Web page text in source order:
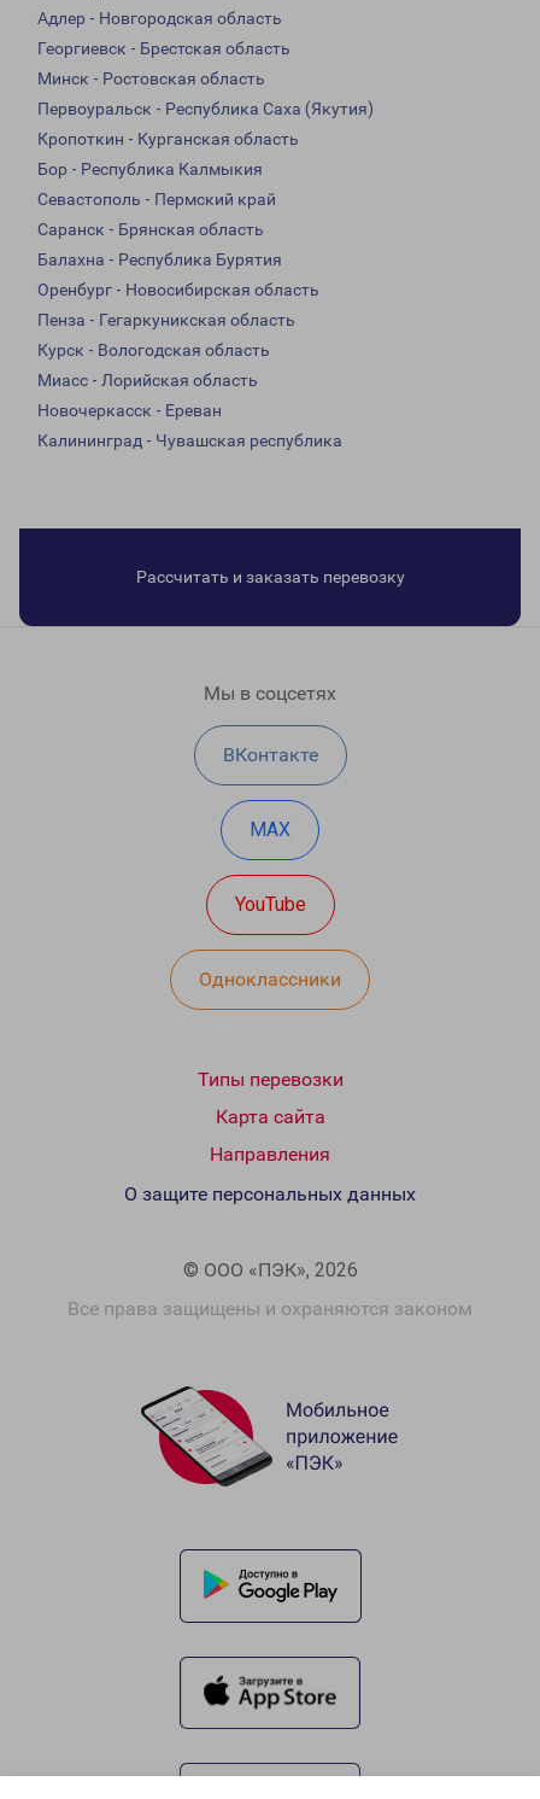
Адлер - Новгородская область
Георгиевск - Брестская область
Минск - Ростовская область
Первоуральск - Республика Саха (Якутия)
Кропоткин - Курганская область
Бор - Республика Калмыкия
Севастополь - Пермский край
Саранск - Брянская область
Балахна - Республика Бурятия
Оренбург - Новосибирская область
Пенза - Гегаркуникская область
Курск - Вологодская область
Миасс - Лорийская область
Новочеркасск - Ереван
Калининград - Чувашская республика
Рассчитать и заказать перевозку
Мы в соцсетях
ВКонтакте
MAX
YouTube
Одноклассники
Типы перевозки
Карта сайта
Направления
© ООО «ПЭК», 2026
Все права защищены и охраняются законом
О защите персональных данных